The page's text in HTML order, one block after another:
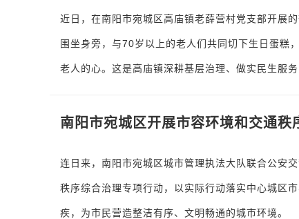
近日，在南阳市宛城区高庙镇老薛营村党支部开展
围坐身旁，与70岁以上的老人们共同切下生日蛋糕
老人的心。这是高庙镇深耕基层治理、做实民生服务
南阳市宛城区开展市容环境和交通秩
连日来，南阳市宛城区城市管理执法大队联合公安
秩序综合治理专项行动，以实际行动落实中心城区
疾，为市民营造整洁有序、文明畅通的城市环境。